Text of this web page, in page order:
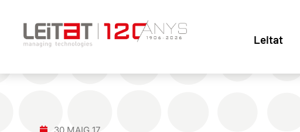
Leitat
30 MAIG 17